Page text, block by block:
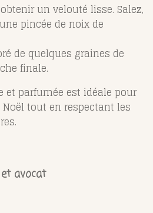
un velouté lisse. Salez,
pincée de noix de
de quelques graines de
finale.
et parfumée est idéale pour
tout en respectant les
avocat